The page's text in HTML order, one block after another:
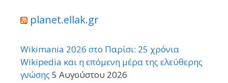
planet.ellak.gr
Wikimania 2026 στο Παρίσι: 25 χρόνια
Wikipedia και η επόμενη μέρα της ελεύθερης
γνώσης 5 Αυγούστου 2026